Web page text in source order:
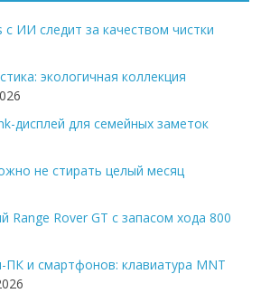
ИИ следит за качеством чистки
экологичная коллекция
дисплей для семейных заметок
не стирать целый месяц
Range Rover GT с запасом хода 800
и смартфонов: клавиатура MNT